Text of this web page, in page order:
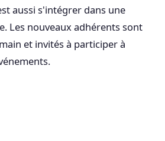
aussi s'intégrer dans une
Les nouveaux adhérents sont
et invités à participer à